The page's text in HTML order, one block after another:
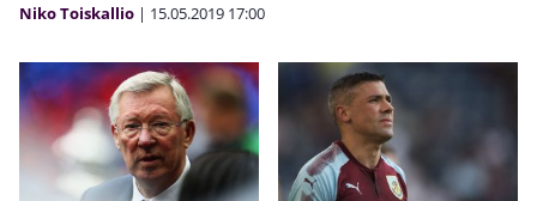
Niko Toiskallio | 15.05.2019 17:00